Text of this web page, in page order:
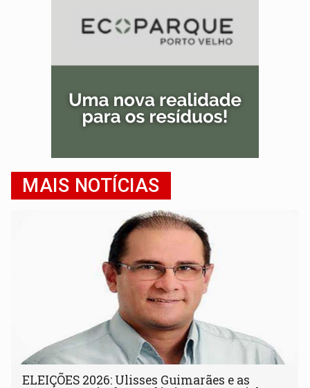
MAIS NOTÍCIAS
ELEIÇÕES 2026: Ulisses Guimarães e as